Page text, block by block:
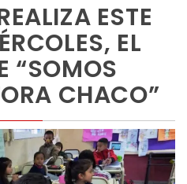
ESTE
EL
“SOMOS
CHACO”